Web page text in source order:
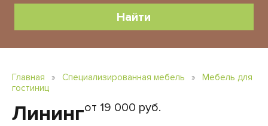
Главная » Специализированная мебель »
Мебель для
гостиниц
Линингот 19 000 руб.